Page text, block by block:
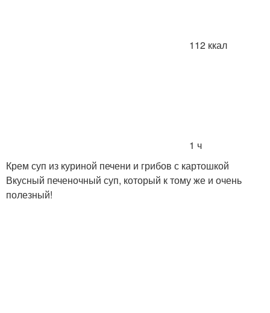
112 ккал
1 ч
Крем суп из куриной печени и грибов с картошкой
Вкусный печеночный суп, который к тому же и очень
полезный!